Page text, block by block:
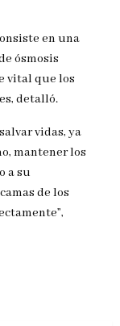
en una
ósmosis
vital que los
detalló.
vidas, ya
mantener los
a su
de los